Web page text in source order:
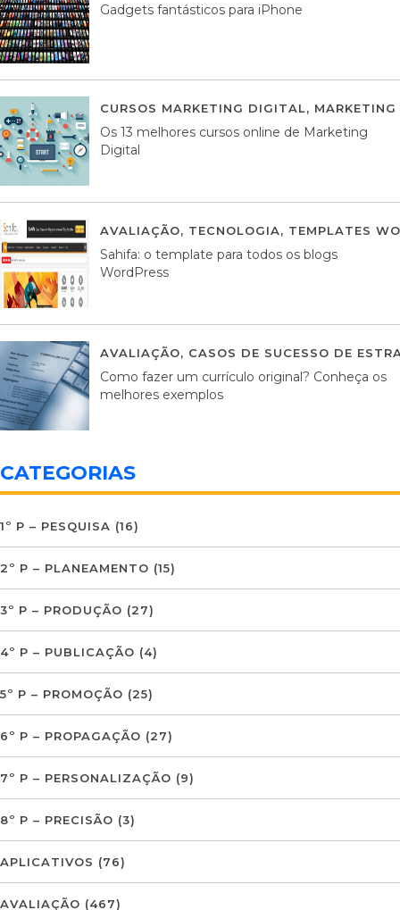
Gadgets fantásticos para iPhone
CURSOS MARKETING DIGITAL,
Os 13 melhores cursos online de Marketing
Digital
AVALIAÇÃO, TECNOLOGIA, TEMPLATES
Sahifa: o template para todos os blogs
WordPress
AVALIAÇÃO, CASOS DE SUCESSO DE
Como fazer um currículo original? Conheça os
melhores exemplos
CATEGORIAS
1º P – PESQUISA (16)
2º P – PLANEAMENTO (15)
3º P – PRODUÇÃO (27)
4º P – PUBLICAÇÃO (4)
5º P – PROMOÇÃO (25)
6º P – PROPAGAÇÃO (27)
7º P – PERSONALIZAÇÃO (9)
8º P – PRECISÃO (3)
APLICATIVOS (76)
AVALIAÇÃO (467)